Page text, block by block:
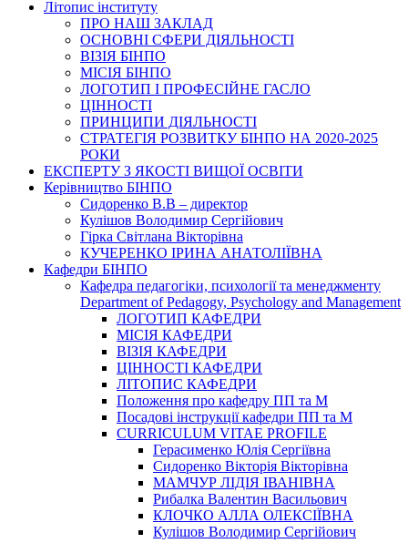
Літопис інституту
ПРО НАШ ЗАКЛАД
ОСНОВНІ СФЕРИ ДІЯЛЬНОСТІ
ВІЗІЯ БІНПО
МІСІЯ БІНПО
ЛОГОТИП І ПРОФЕСІЙНЕ ГАСЛО
ЦІННОСТІ
ПРИНЦИПИ ДІЯЛЬНОСТІ
СТРАТЕГІЯ РОЗВИТКУ БІНПО НА 2020-2025
РОКИ
ЕКСПЕРТУ З ЯКОСТІ ВИЩОЇ ОСВІТИ
Керівництво БІНПО
Сидоренко В.В – директор
Кулішов Володимир Сергійович
Гірка Світлана Вікторівна
КУЧЕРЕНКО ІРИНА АНАТОЛІЇВНА
Кафедри БІНПО
Кафедра педагогіки, психології та менеджменту
Department of Pedagogy, Psychology and Management
ЛОГОТИП КАФЕДРИ
МІСІЯ КАФЕДРИ
ВІЗІЯ КАФЕДРИ
ЦІННОСТІ КАФЕДРИ
ЛІТОПИС КАФЕДРИ
Положення про кафедру ПП та М
Посадові інструкції кафедри ПП та М
CURRICULUM VITAE PROFILE
Герасименко Юлія Сергіївна
Сидоренко Вікторія Вікторівна
МАМЧУР ЛІДІЯ ІВАНІВНА
Рибалка Валентин Васильович
КЛОЧКО АЛЛА ОЛЕКСІЇВНА
Кулішов Володимир Сергійович